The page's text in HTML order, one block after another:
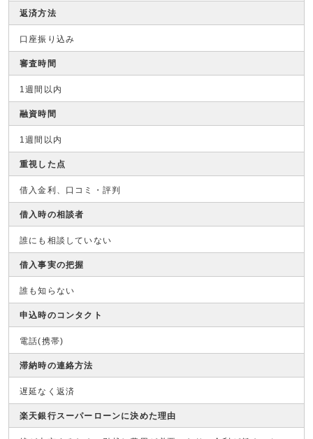
返済方法
口座振り込み
審査時間
1週間以内
融資時間
1週間以内
重視した点
借入金利、口コミ・評判
借入時の相談者
誰にも相談していない
借入事実の把握
誰も知らない
申込時のコンタクト
電話(携帯)
滞納時の連絡方法
遅延なく返済
楽天銀行スーパーローンに決めた理由